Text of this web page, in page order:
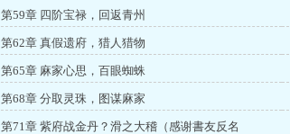
第59章 四阶宝禄，回返青州
第62章 真假遗府，猎人猎物
第65章 麻家心思，百眼蜘蛛
第68章 分取灵珠，图谋麻家
第71章 紫府战金丹？滑之大稽（感谢書友反名